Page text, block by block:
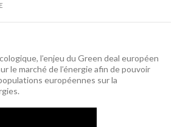
l’enjeu du Green deal européen
le marché de l’énergie afin de pouvoir
européennes sur la